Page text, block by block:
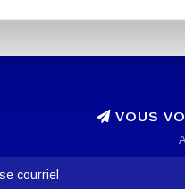
VOUS